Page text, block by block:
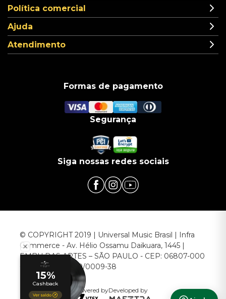
Política comercial
Ajuda
Atendimento
Formas de pagamento
Segurança
Siga nossas redes sociais
© COPYRIGHT 2019 | Universal Music Brasil | Infra
Commerce - Av. Hélio Ossamu Daikuara, 1445 |
EMBU DAS ARTES – SÃO PAULO - CEP: 06807-000
CNPJ: 00.952.789/0009-38
Powered byDeveloped by